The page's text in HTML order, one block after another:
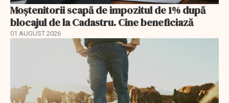
Moștenitorii scapă de impozitul de 1% după
blocajul de la Cadastru. Cine beneficiază
01 AUGUST 2026